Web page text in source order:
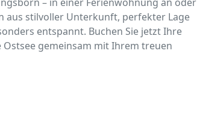
aus stilvoller Unterkunft, perfekter Lage
entspannt. Buchen Sie jetzt Ihre
gemeinsam mit Ihrem treuen